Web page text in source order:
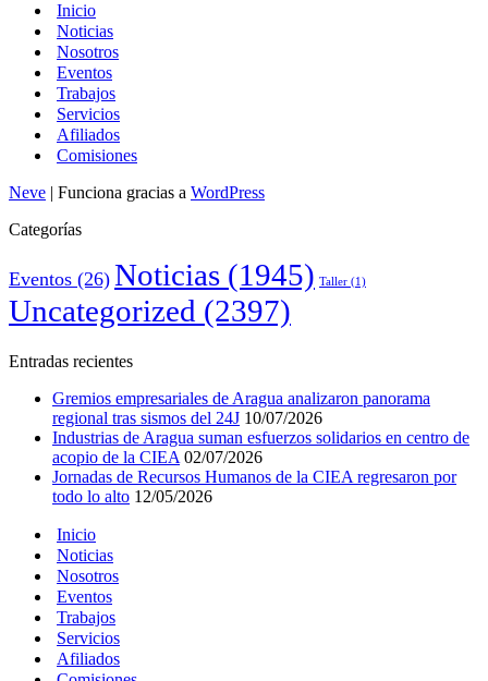
Inicio
Noticias
Nosotros
Eventos
Trabajos
Servicios
Afiliados
Comisiones
Neve | Funciona gracias a WordPress
Categorías
Eventos (26) Noticias (1945) Taller (1)
Uncategorized (2397)
Entradas recientes
Gremios empresariales de Aragua analizaron panorama
regional tras sismos del 24J 10/07/2026
Industrias de Aragua suman esfuerzos solidarios en centro de
acopio de la CIEA 02/07/2026
Jornadas de Recursos Humanos de la CIEA regresaron por
todo lo alto 12/05/2026
Inicio
Noticias
Nosotros
Eventos
Trabajos
Servicios
Afiliados